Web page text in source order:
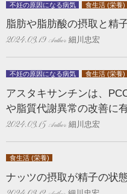
不妊の原因になる病気 食生活 (栄養)
脂肪や脂肪酸の摂取と精
2024.03.19 細川忠宏
不妊の原因になる病気 食生活 (栄養)
アスタキサンチンは、
や脂質代謝異常の改善に
2024.03.15 細川忠宏
食生活 (栄養)
ナッツの摂取が精子の状